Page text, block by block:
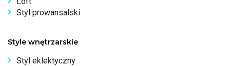
Styl prowansalski
Style wnętrzarskie
Styl eklektyczny